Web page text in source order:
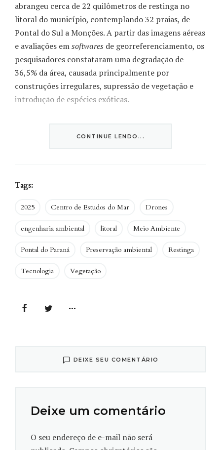
abrangeu cerca de 22 quilômetros de restinga no
litoral do município, contemplando 32 praias, de
Pontal do Sul a Monções. A partir das imagens aéreas
e avaliações emsoftwares de georreferenciamento, os
pesquisadores constataram uma degradação de
36,5% da área, causada principalmente por
construções irregulares, supressão de vegetação e
introdução de espécies exóticas.
visíveis como caminhos artificiais para a praia,
podem contaminar o solo e a água), construções e
barracas de pescadores e vendedores. Essas
endêmicas à extinção”, aponta o artigo.
Alterações na paisagem da restinga obtidas pelo sobrevoo do
CONTINUE LENDO...
Tags:
2025 Centro de Estudos do Mar Drones
engenharia ambiental litoral Meio Ambiente
Pontal do Paraná Preservação ambiental Restinga
Tecnologia Vegetação
DEIXE SEU COMENTÁRIO
Deixe um comentário
O seu endereço de e-mail não será